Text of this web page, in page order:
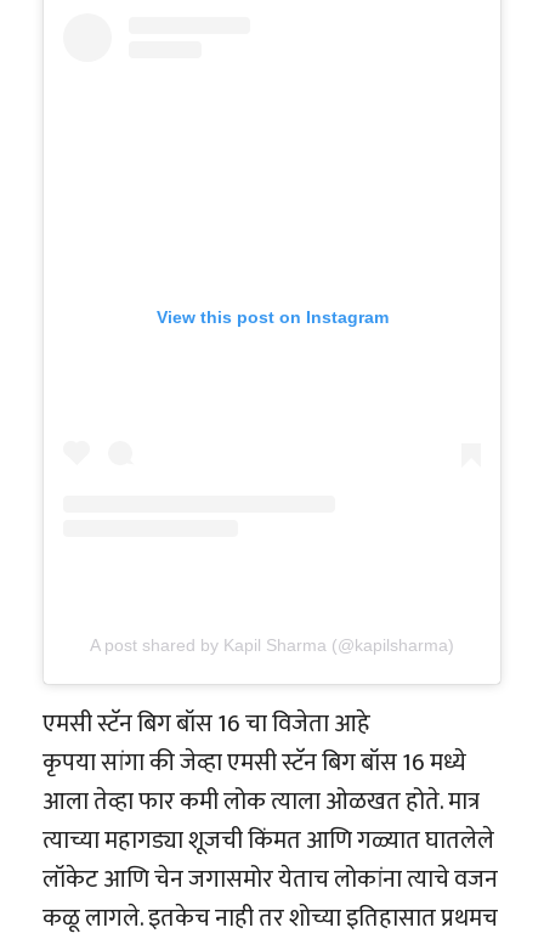
View this post on Instagram
A post shared by Kapil Sharma (@kapilsharma)
एमसी स्टॅन बिग बॉस 16 चा विजेता आहे
कृपया सांगा की जेव्हा एमसी स्टॅन बिग बॉस 16 मध्ये
आला तेव्हा फार कमी लोक त्याला ओळखत होते. मात्र
त्याच्या महागड्या शूजची किंमत आणि गळ्यात घातलेले
लॉकेट आणि चेन जगासमोर येताच लोकांना त्याचे वजन
कळू लागले. इतकेच नाही तर शोच्या इतिहासात प्रथमच